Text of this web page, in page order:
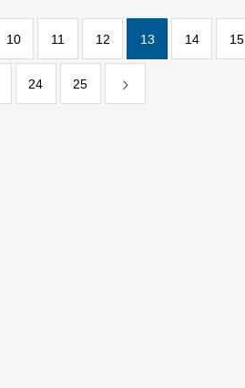
10 11 12 13 14 15
24 25